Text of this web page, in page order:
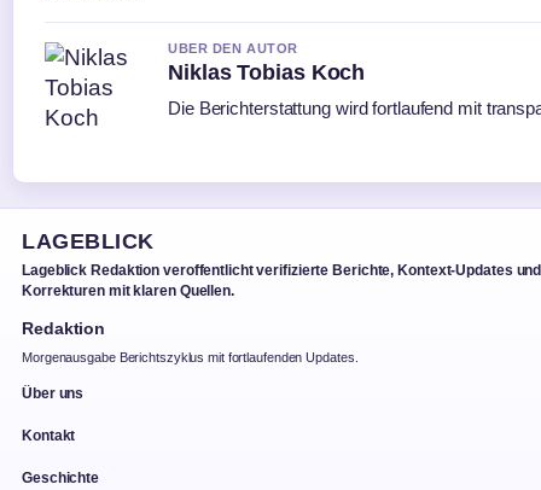
UBER DEN AUTOR
Niklas Tobias Koch
Die Berichterstattung wird fortlaufend mit
LAGEBLICK
Lageblick Redaktion veroffentlicht verifizierte Berichte, Kontext-Updates und
Korrekturen mit klaren Quellen.
Redaktion
Morgenausgabe Berichtszyklus mit fortlaufenden Updates.
Über uns
Kontakt
Geschichte